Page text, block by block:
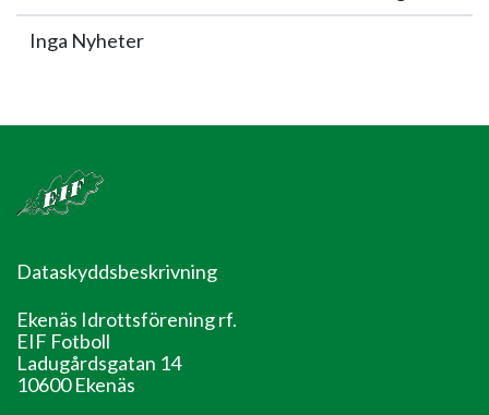
Inga Nyheter
Dataskyddsbeskrivning
Ekenäs Idrottsförening rf.
EIF Fotboll
Ladugårdsgatan 14
10600 Ekenäs